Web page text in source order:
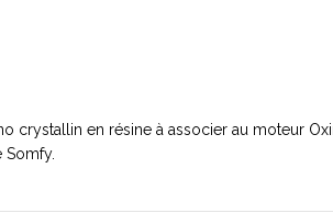
crystallin en résine à associer au moteur
Somfy.